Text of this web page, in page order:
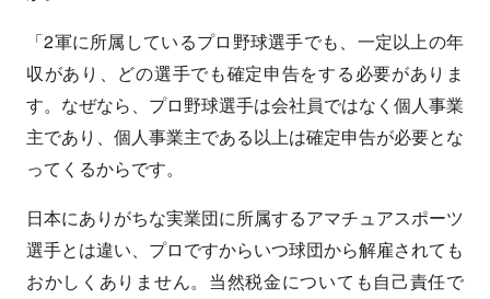
「2軍に所属しているプロ野球選手でも、一定以上の年
収があり、どの選手でも確定申告をする必要がありま
す。なぜなら、プロ野球選手は会社員ではなく個人事業
主であり、個人事業主である以上は確定申告が必要とな
ってくるからです。
日本にありがちな実業団に所属するアマチュアスポーツ
選手とは違い、プロですからいつ球団から解雇されても
おかしくありません。当然税金についても自己責任で